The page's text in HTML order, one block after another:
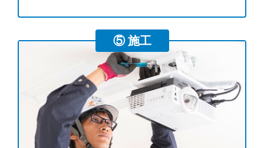
⑤ 施工